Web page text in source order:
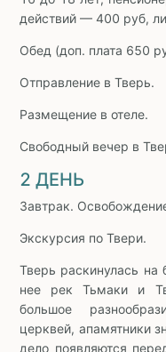
действий — 400 руб,
Обед (доп. плата 650
Отправление в Тверь.
Размещение в отеле.
Свободный вечер в
2 ДЕНЬ
Завтрак.
Экскурсия по Твери.
Тверь раскинулась на
нее рек Тьмаки и
большое
церквей, апамятники
дело появляются